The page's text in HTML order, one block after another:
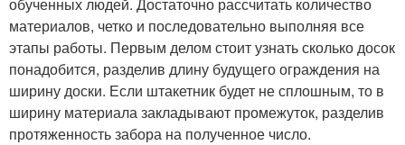
материалов, четко и последовательно выполняя все
этапы работы. Первым делом стоит узнать сколько досок
понадобится, разделив длину будущего ограждения на
ширину доски. Если штакетник будет не сплошным, то в
ширину материала закладывают промежуток, разделив
протяженность забора на полученное число.